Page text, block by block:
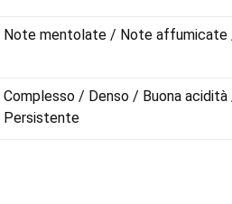
Note mentolate / Note affumicate
Complesso / Denso / Buona
Persistente